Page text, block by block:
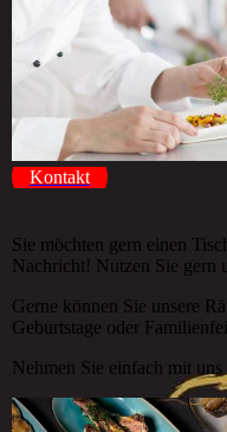
Kontakt
Sie möchten gern einen
Nachricht! Nutzen Sie gern
Gerne können Sie unsere
Geburtstage oder
Nehmen Sie einfach mit